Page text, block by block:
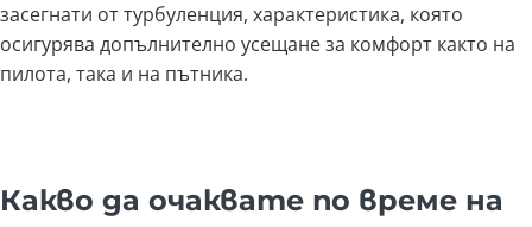
засегнати от турбуленция, характеристика, която
осигурява допълнително усещане за комфорт както на
пилота, така и на пътника.
Какво да очаквате по време на